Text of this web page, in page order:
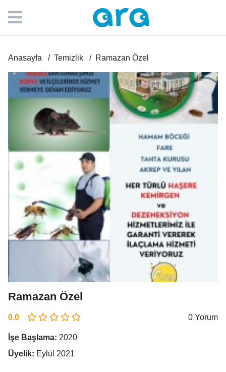
Anasayfa Temizlik Ramazan Özel
Ramazan Özel
0.0 0 Yorum
İşe Başlama: 2020
Üyelik: Eylül 2021